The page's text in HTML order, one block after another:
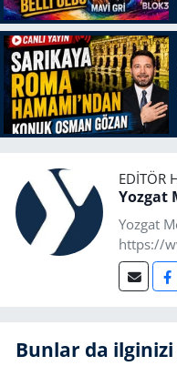
EDITÖR
Yozgat
Yozgat
https://
Bunlar da